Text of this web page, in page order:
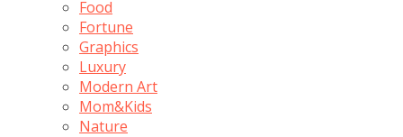
Food
Fortune
Graphics
Luxury
Modern Art
Mom&Kids
Nature